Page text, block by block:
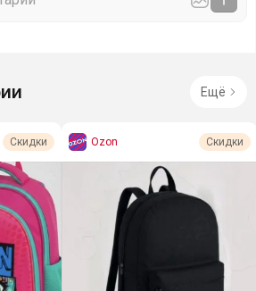
Ещё
Скидки Ozon Скидки